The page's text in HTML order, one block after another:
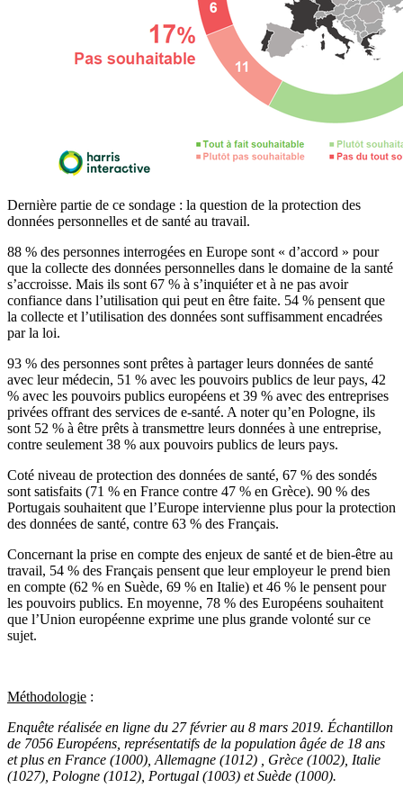
Dernière partie de ce sondage : la question de la protection des
données personnelles et de santé au travail.
88 % des personnes interrogées en Europe sont « d’accord » pour
que la collecte des données personnelles dans le domaine de la santé
s’accroisse. Mais ils sont 67 % à s’inquiéter et à ne pas avoir
confiance dans l’utilisation qui peut en être faite. 54 % pensent que
la collecte et l’utilisation des données sont suffisamment encadrées
par la loi.
93 % des personnes sont prêtes à partager leurs données de santé
avec leur médecin, 51 % avec les pouvoirs publics de leur pays, 42
% avec les pouvoirs publics européens et 39 % avec des entreprises
privées offrant des services de e-santé. A noter qu’en Pologne, ils
sont 52 % à être prêts à transmettre leurs données à une entreprise,
contre seulement 38 % aux pouvoirs publics de leurs pays.
Coté niveau de protection des données de santé, 67 % des sondés
sont satisfaits (71 % en France contre 47 % en Grèce). 90 % des
Portugais souhaitent que l’Europe intervienne plus pour la protection
des données de santé, contre 63 % des Français.
Concernant la prise en compte des enjeux de santé et de bien-être au
travail, 54 % des Français pensent que leur employeur le prend bien
en compte (62 % en Suède, 69 % en Italie) et 46 % le pensent pour
les pouvoirs publics. En moyenne, 78 % des Européens souhaitent
que l’Union européenne exprime une plus grande volonté sur ce
sujet.
Méthodologie :
Enquête réalisée en ligne du 27 février au 8 mars 2019. Échantillon
de 7056 Européens, représentatifs de la population âgée de 18 ans
et plus en France (1000), Allemagne (1012) , Grèce (1002), Italie
(1027), Pologne (1012), Portugal (1003) et Suède (1000).